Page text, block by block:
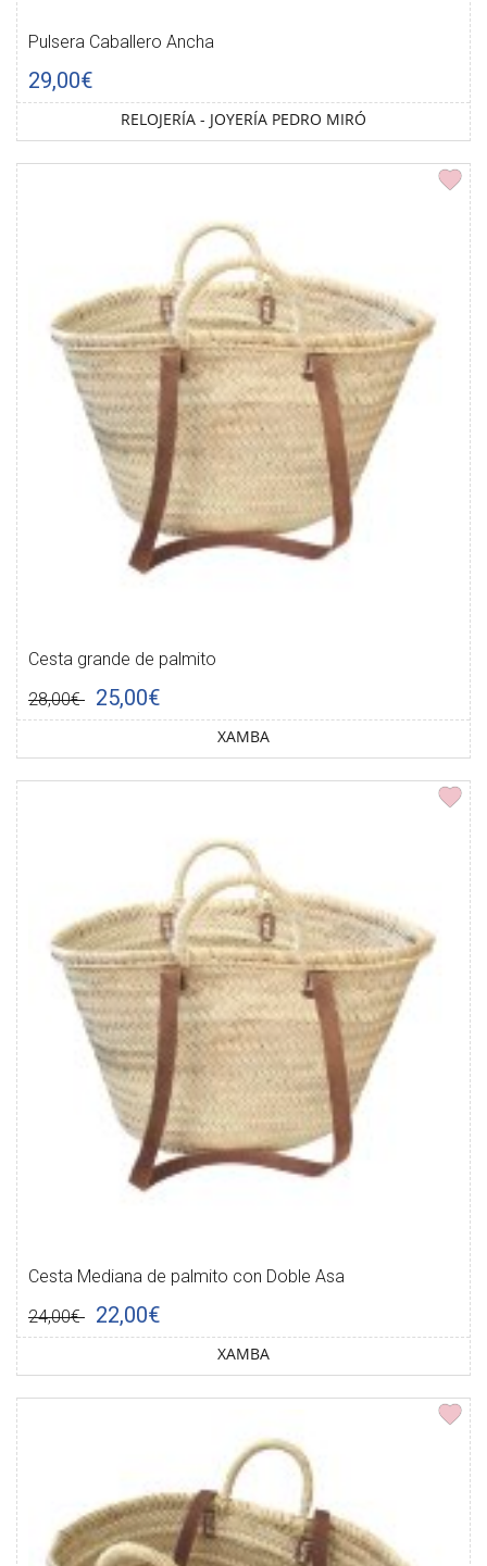
Pulsera Caballero Ancha
29,00€
RELOJERÍA - JOYERÍA PEDRO MIRÓ
Cesta grande de palmito
28,00€ 25,00€
XAMBA
Cesta Mediana de palmito con Doble Asa
24,00€ 22,00€
XAMBA